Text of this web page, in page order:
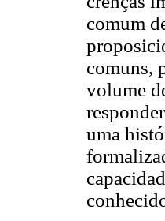
comum
comuns,
volume
uma